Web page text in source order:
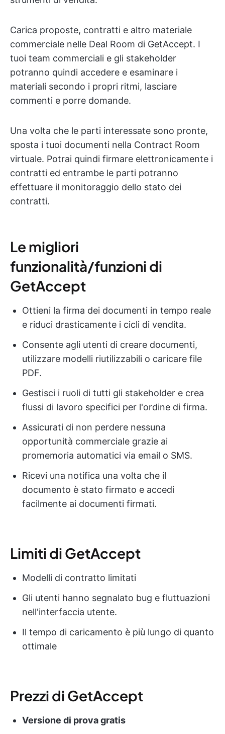
Carica proposte, contratti e altro materiale
commerciale nelle Deal Room di GetAccept. I
tuoi team commerciali e gli stakeholder
potranno quindi accedere e esaminare i
materiali secondo i propri ritmi, lasciare
commenti e porre domande.
Una volta che le parti interessate sono pronte,
sposta i tuoi documenti nella Contract Room
virtuale. Potrai quindi firmare elettronicamente i
contratti ed entrambe le parti potranno
effettuare il monitoraggio dello stato dei
contratti.
Le migliori
funzionalità/funzioni di
GetAccept
Ottieni la firma dei documenti in tempo reale
e riduci drasticamente i cicli di vendita.
Consente agli utenti di creare documenti,
utilizzare modelli riutilizzabili o caricare file
PDF.
Gestisci i ruoli di tutti gli stakeholder e crea
flussi di lavoro specifici per l'ordine di firma.
Assicurati di non perdere nessuna
opportunità commerciale grazie ai
promemoria automatici via email o SMS.
Ricevi una notifica una volta che il
documento è stato firmato e accedi
facilmente ai documenti firmati.
Limiti di GetAccept
Modelli di contratto limitati
Gli utenti hanno segnalato bug e fluttuazioni
nell'interfaccia utente.
Il tempo di caricamento è più lungo di quanto
ottimale
Prezzi di GetAccept
Versione di prova gratis